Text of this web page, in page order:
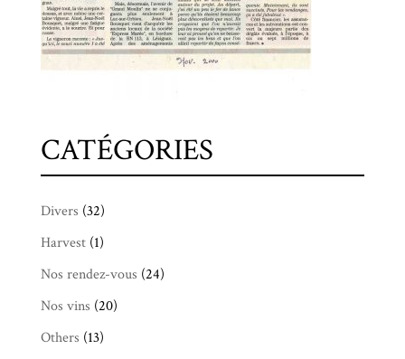
CATÉGORIES
Divers (32)
Harvest(1)
Nos rendez-vous (24)
Nos vins (20)
Others (13)